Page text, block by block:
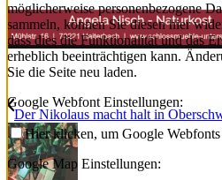
möglicherweise personenbezogene
sammeln, können Sie diesen hier
dass dies die Funktionalität und das
erheblich beeinträchtigen kann.
Sie die Seite neu laden.
Google Webfont Einstellungen:
Hier klicken, um Google
Google Map Einstellungen:
Der Nikolaus macht halt in